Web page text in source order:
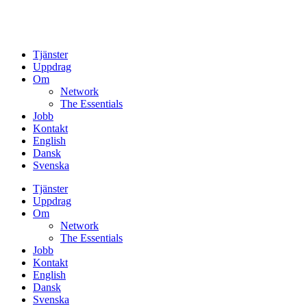
Tjänster
Uppdrag
Om
Network
The Essentials
Jobb
Kontakt
English
Dansk
Svenska
Tjänster
Uppdrag
Om
Network
The Essentials
Jobb
Kontakt
English
Dansk
Svenska